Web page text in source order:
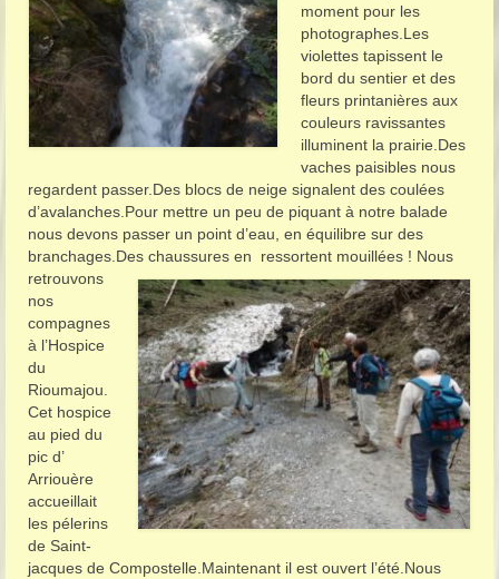
moment pour les
photographes.Les
violettes tapissent le
bord du sentier et des
fleurs printanières aux
couleurs ravissantes
illuminent la prairie.Des
vaches paisibles nous
regardent passer.Des blocs de neige signalent des coulées
d’avalanches.Pour mettre un peu de piquant à notre balade
nous devons passer un point d’eau, en équilibre sur des
branchages.Des chaussures en ressortent mouillées ! Nous
retrouvons
nos
compagnes
à l’Hospice
du
Rioumajou.
Cet hospice
au pied du
pic d’
Arriouère
accueillait
les pélerins
de Saint-
jacques de Compostelle.Maintenant il est ouvert l’été.Nous